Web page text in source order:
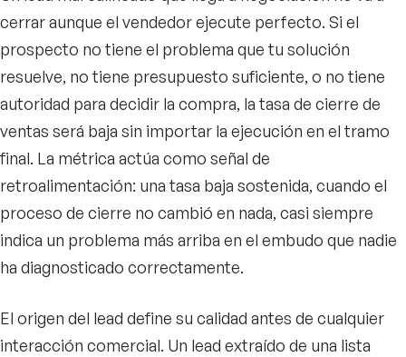
cerrar aunque el vendedor ejecute perfecto. Si el
prospecto no tiene el problema que tu solución
resuelve, no tiene presupuesto suficiente, o no tiene
autoridad para decidir la compra, la tasa de cierre de
ventas será baja sin importar la ejecución en el tramo
final. La métrica actúa como señal de
retroalimentación: una tasa baja sostenida, cuando el
proceso de cierre no cambió en nada, casi siempre
indica un problema más arriba en el embudo que nadie
ha diagnosticado correctamente.
El origen del lead define su calidad antes de cualquier
interacción comercial. Un lead extraído de una lista